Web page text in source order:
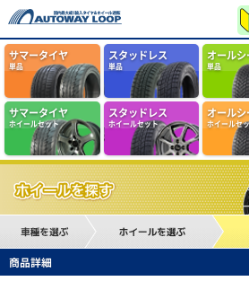
サマータイヤ
単品
スタッドレス
単品
オール
単品
サマータイヤ
ホイールセット
スタッドレス
ホイールセット
オール
ホイールセ
商品詳細